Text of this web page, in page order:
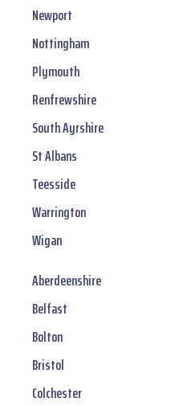
Newport
Nottingham
Plymouth
Renfrewshire
South Ayrshire
St Albans
Teesside
Warrington
Wigan
Aberdeenshire
Belfast
Bolton
Bristol
Colchester